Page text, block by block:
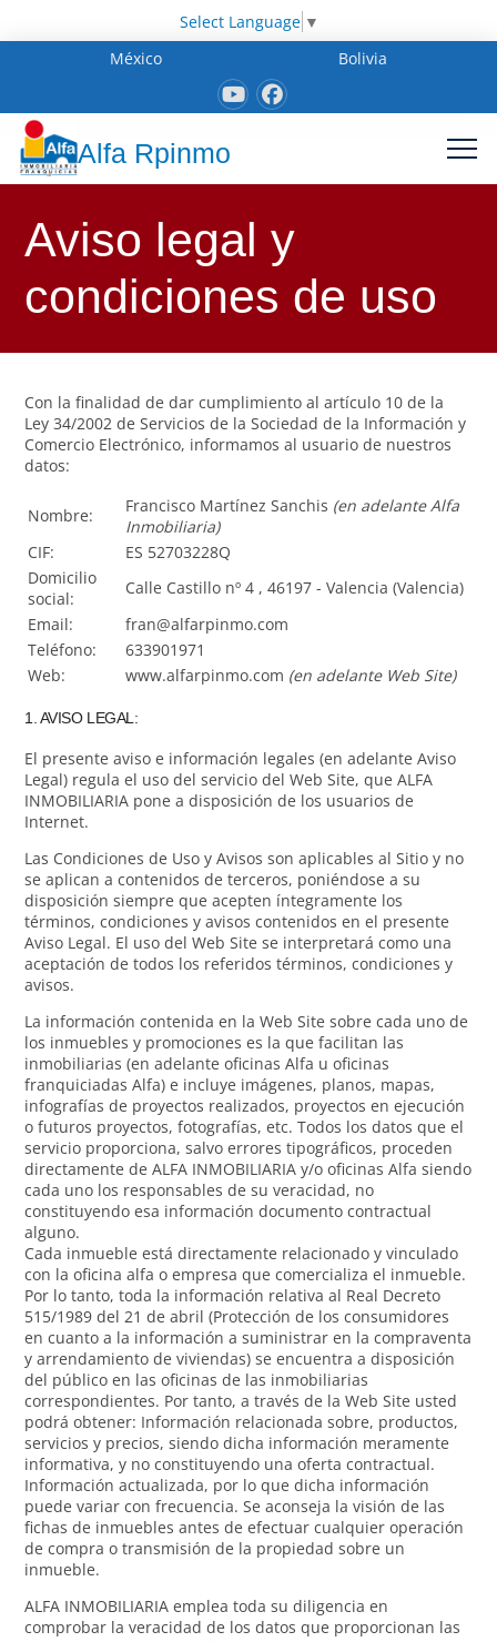
Select Language ▼
México
Bolivia
Alfa Rpinmo
Aviso legal y
condiciones de uso
Con la finalidad de dar cumplimiento al artículo 10 de la
Ley 34/2002 de Servicios de la Sociedad de la Información y
Comercio Electrónico, informamos al usuario de nuestros
datos:
Nombre: Francisco Martínez Sanchis (en adelante Alfa
Inmobiliaria)
CIF:
ES 52703228Q
Domicilio
social:
Calle Castillo nº 4 , 46197 - Valencia (Valencia)
Email:
fran@alfarpinmo.com
Teléfono:
633901971
Web:
www.alfarpinmo.com (en adelante Web Site)
1. AVISO LEGAL:
El presente aviso e información legales (en adelante Aviso
Legal) regula el uso del servicio del Web Site, que ALFA
INMOBILIARIA pone a disposición de los usuarios de
Internet.
Las Condiciones de Uso y Avisos son aplicables al Sitio y no
se aplican a contenidos de terceros, poniéndose a su
disposición siempre que acepten íntegramente los
términos, condiciones y avisos contenidos en el presente
Aviso Legal. El uso del Web Site se interpretará como una
aceptación de todos los referidos términos, condiciones y
avisos.
La información contenida en la Web Site sobre cada uno de
los inmuebles y promociones es la que facilitan las
inmobiliarias (en adelante oficinas Alfa u oficinas
franquiciadas Alfa) e incluye imágenes, planos, mapas,
infografías de proyectos realizados, proyectos en ejecución
o futuros proyectos, fotografías, etc. Todos los datos que el
servicio proporciona, salvo errores tipográficos, proceden
directamente de ALFA INMOBILIARIA y/o oficinas Alfa siendo
cada uno los responsables de su veracidad, no
constituyendo esa información documento contractual
alguno.
Cada inmueble está directamente relacionado y vinculado
con la oficina alfa o empresa que comercializa el inmueble.
Por lo tanto, toda la información relativa al Real Decreto
515/1989 del 21 de abril (Protección de los consumidores
en cuanto a la información a suministrar en la compraventa
y arrendamiento de viviendas) se encuentra a disposición
del público en las oficinas de las inmobiliarias
correspondientes. Por tanto, a través de la Web Site usted
podrá obtener: Información relacionada sobre, productos,
servicios y precios, siendo dicha información meramente
informativa, y no constituyendo una oferta contractual.
Información actualizada, por lo que dicha información
puede variar con frecuencia. Se aconseja la visión de las
fichas de inmuebles antes de efectuar cualquier operación
de compra o transmisión de la propiedad sobre un
inmueble.
ALFA INMOBILIARIA emplea toda su diligencia en
comprobar la veracidad de los datos que proporcionan las